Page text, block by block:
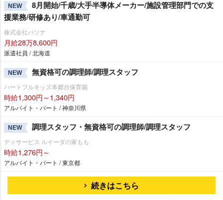
NEW
8月開始/千歳/大手半導体メーカー/施設管理部門での支
援業務/研修あり/車通勤可
株式会社パソナ
月給28万8,600円
派遣社員 / 北海道
NEW 無資格可の調理師/調理スタッフ
ハートフルキッズ本郷台保育園
時給1,300円～1,340円
アルバイト・パート / 神奈川県
NEW 調理スタッフ・無資格可の調理師/調理スタッフ
ディサービス ルイーダの家もも
時給1,276円～
アルバイト・パート / 東京都
続きはこちら